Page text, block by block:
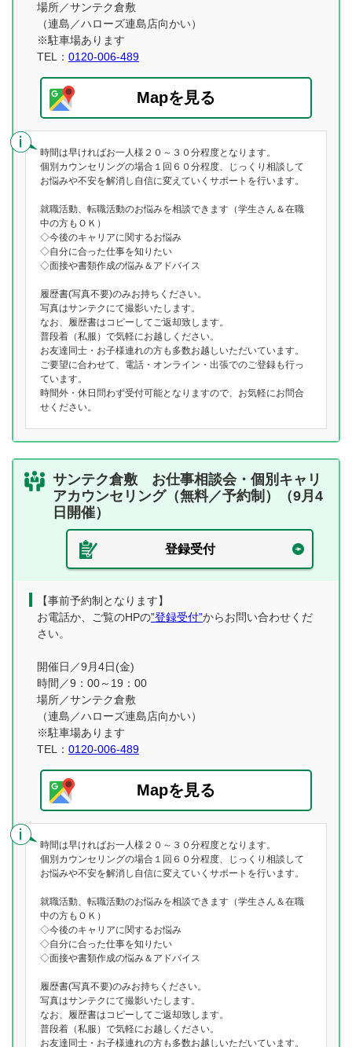
場所／サンテク倉敷
（連島／ハローズ連島店向かい）
※駐車場あります
TEL： 0120-006-489
Mapを見る
時間は早ければお一人様２０～３０分程度となります。
個別カウンセリングの場合１回６０分程度、じっくり相談して
お悩みや不安を解消し自信に変えていくサポートを行います。
就職活動、転職活動のお悩みを相談できます（学生さん＆在職
中の方もＯＫ）
◇今後のキャリアに関するお悩み
◇自分に合った仕事を知りたい
◇面接や書類作成の悩み＆アドバイス
履歴書(写真不要)のみお持ちください。
写真はサンテクにて撮影いたします。
なお、履歴書はコピーしてご返却致します。
普段着（私服）で気軽にお越しください。
お友達同士・お子様連れの方も多数お越しいただいています。
ご要望に合わせて、電話・オンライン・出張でのご登録も行っ
ています。
時間外・休日問わず受付可能となりますので、お気軽にお問合
せください。
サンテク倉敷 お仕事相談会・個別キャリ
アカウンセリング（無料／予約制）（9月4
日開催）
登録受付
【事前予約制となります】
お電話か、ご覧のHPの”登録受付”からお問い合わせくだ
さい。
開催日／9月4日(金)
時間／9：00～19：00
場所／サンテク倉敷
（連島／ハローズ連島店向かい）
※駐車場あります
TEL： 0120-006-489
Mapを見る
時間は早ければお一人様２０～３０分程度となります。
個別カウンセリングの場合１回６０分程度、じっくり相談して
お悩みや不安を解消し自信に変えていくサポートを行います。
就職活動、転職活動のお悩みを相談できます（学生さん＆在職
中の方もＯＫ）
◇今後のキャリアに関するお悩み
◇自分に合った仕事を知りたい
◇面接や書類作成の悩み＆アドバイス
履歴書(写真不要)のみお持ちください。
写真はサンテクにて撮影いたします。
なお、履歴書はコピーしてご返却致します。
普段着（私服）で気軽にお越しください。
お友達同士・お子様連れの方も多数お越しいただいています。